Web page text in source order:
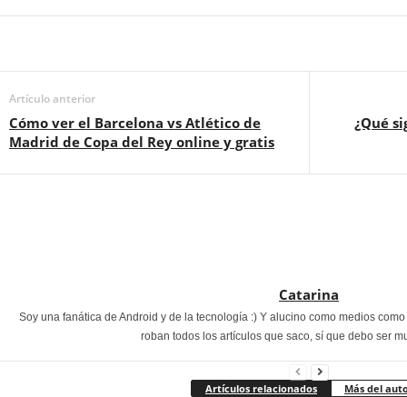
Artículo anterior
Cómo ver el Barcelona vs Atlético de
Madrid de Copa del Rey online y gratis
¿Qué
Catarina
Soy una fanática de Android y de la tecnología :) Y alucino como medios
roban todos los artículos que saco, sí que debo ser
Artículos relacionados Más del